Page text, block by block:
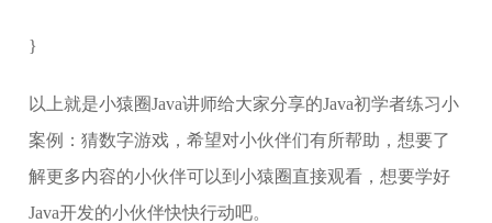
}
以上就是小猿圈Java讲师给大家分享的Java初学者练习小
案例：猜数字游戏，希望对小伙伴们有所帮助，想要了
解更多内容的小伙伴可以到小猿圈直接观看，想要学好
Java开发的小伙伴快快行动吧。